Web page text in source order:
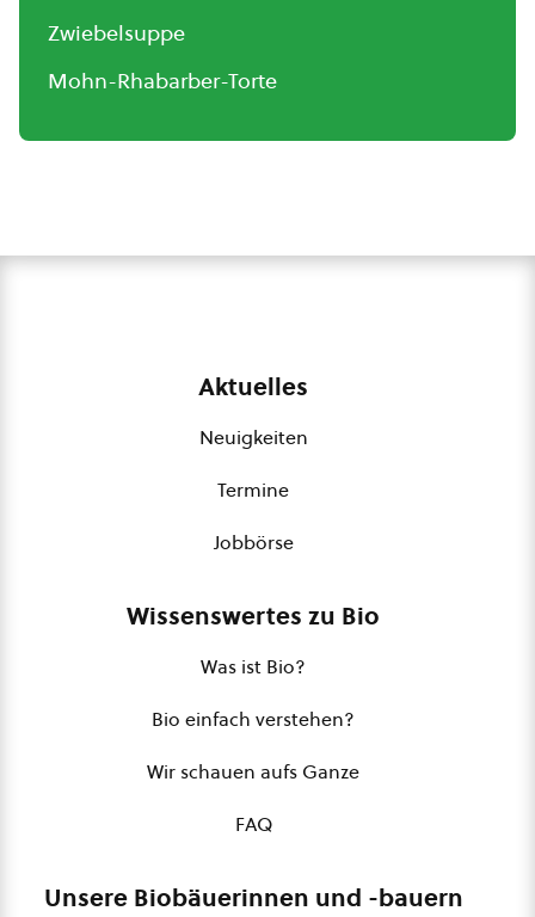
Zwiebelsuppe
Mohn-Rhabarber-Torte
Aktuelles
Neuigkeiten
Termine
Jobbörse
Wissenswertes zu Bio
Was ist Bio?
Bio einfach verstehen?
Wir schauen aufs Ganze
FAQ
Unsere Biobäuerinnen und -bauern